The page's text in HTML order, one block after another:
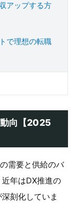
アップする方
で理想の転職
向【2025
需要と供給のバ
年はDX推進の
刻化していま